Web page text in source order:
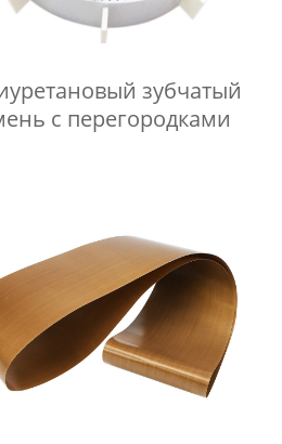
зубчатый
с перегородками